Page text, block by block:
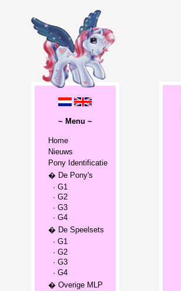
~ Menu ~
Home
Nieuws
Pony Identificatie
� De Pony's
· G1
· G2
· G3
· G4
� De Speelsets
· G1
· G2
· G3
· G4
� Overige MLP